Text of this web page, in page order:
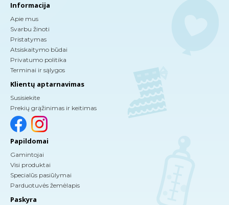
Informacija
Apie mus
Svarbu žinoti
Pristatymas
Atsiskaitymo būdai
Privatumo politika
Terminai ir sąlygos
Klientų aptarnavimas
Susisiekite
Prekių grąžinimas ir keitimas
Papildomai
Gamintojai
Visi produktai
Specialūs pasiūlymai
Parduotuvės žemėlapis
Paskyra